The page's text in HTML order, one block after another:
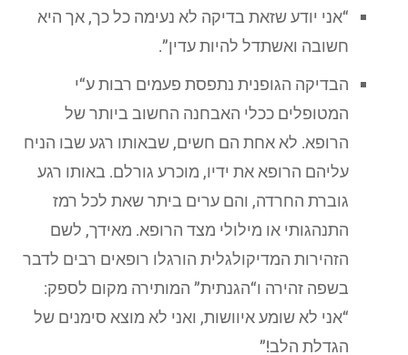
“אני יודע שזאת בדיקה לא נעימה כל כך, אך היא
חשובה ואשתדל להיות עדין”.
הבדיקה הגופנית נתפסת פעמים רבות ע“י
המטופלים ככלי האבחנה החשוב ביותר של
הרופא. לא אחת הם חשים, שבאותו רגע שבו הניח
עליהם הרופא את ידיו, מוכרע גורלם. באותו רגע
גוברת החרדה, והם ערים ביתר שאת לכל רמז
התנהגותי או מילולי מצד הרופא. מאידך, לשם
הזהירות המדיקולגלית הורגלו רופאים רבים לדבר
בשפה זהירה ו“הגנתית” המותירה מקום לספק:
“אני לא שומע איוושות, ואני לא מוצא סימנים של
הגדלת הלב!”